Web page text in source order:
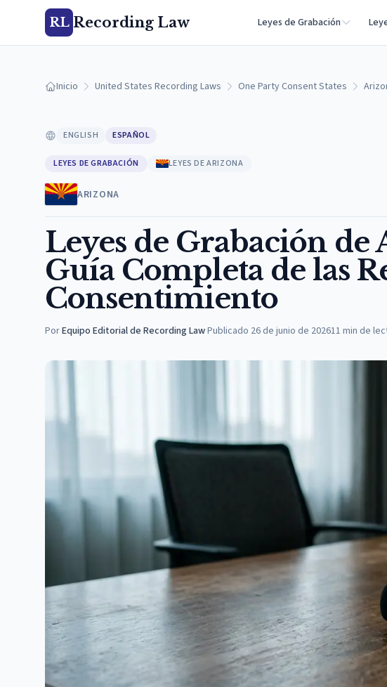
RL Recording Law Leyes de Grabación
Inicio United States Recording Laws One Party Consent States
ENGLISH ESPAÑOL
LEYES DE GRABACIÓN LEYES DE ARIZONA
ARIZONA
Leyes de Grabación de
Guía Completa de las
Consentimiento
PorEquipo Editorial de Recording Law·Publicado 26 de junio de 202611 min de